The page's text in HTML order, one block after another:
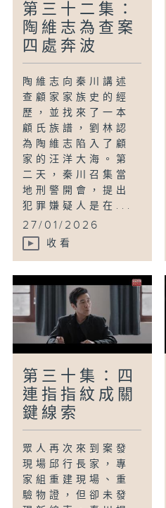
第三十二集：
陶維志為查案
四處奔波
陶維志向秦川講述
查顧家家族史的經
歷，並找來了一本
顧氏族譜，劉林認
為陶維志陷入了顧
家的汪洋大海。第
二天，秦川召集當
地刑警開會，提出
犯罪嫌疑人是在...
27/01/2026
收看
第三十集：四
連指指紋成關
鍵線索
眾人再次來到案發
現場邱行長家，專
家組重建現場、重
驗物證，但卻未發